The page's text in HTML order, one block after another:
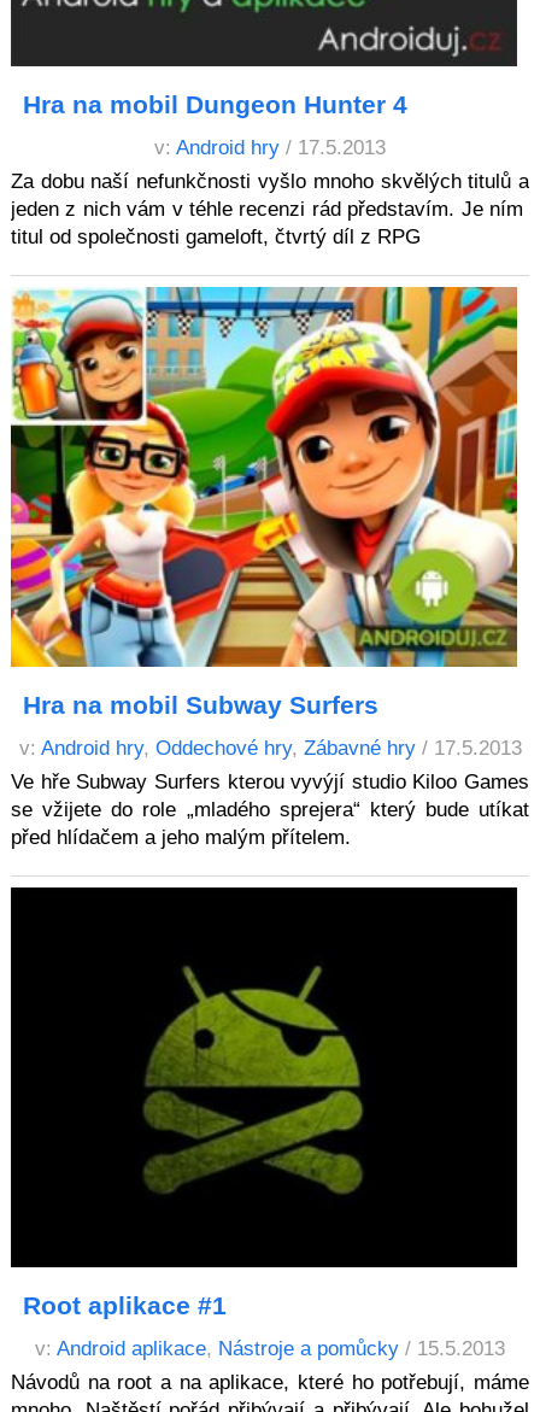
Hra na mobil Dungeon Hunter 4
v: Android hry / 17.5.2013
Za dobu naší nefunkčnosti vyšlo mnoho skvělých titulů a
jeden z nich vám v téhle recenzi rád představím. Je ním
titul od společnosti gameloft, čtvrtý díl z RPG
Hra na mobil Subway Surfers
v: Android hry, Oddechové hry, Zábavné hry / 17.5.2013
Ve hře Subway Surfers kterou vyvýjí studio Kiloo Games
se vžijete do role „mladého sprejera“ který bude utíkat
před hlídačem a jeho malým přítelem.
Root aplikace #1
v: Android aplikace, Nástroje a pomůcky / 15.5.2013
Návodů na root a na aplikace, které ho potřebují, máme